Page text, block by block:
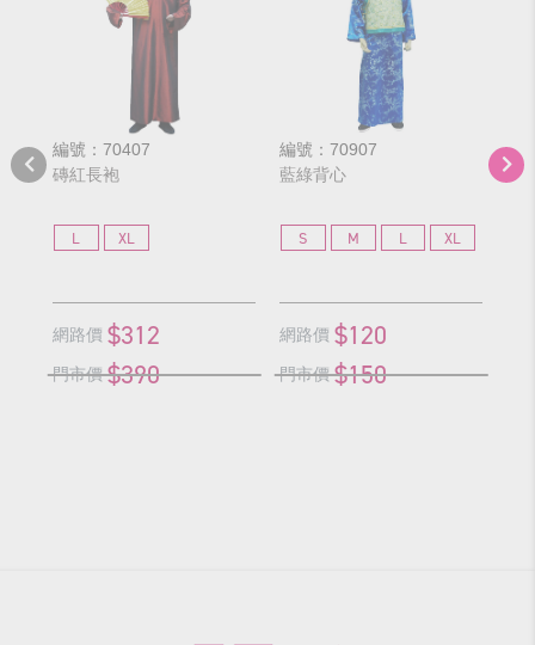
編號：70407
磚紅長袍
L XL
網路價 $312
門市價 $390
編號：70907
藍綠背心
S M L XL
網路價 $120
門市價 $150
編
金